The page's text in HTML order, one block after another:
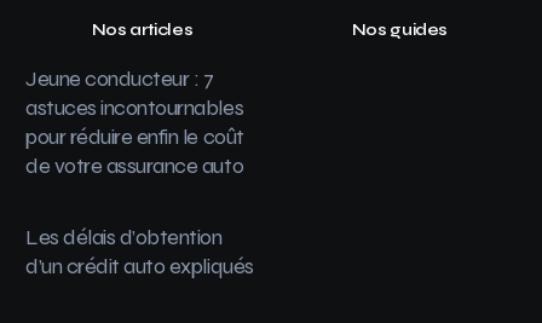
Nos articles
Jeune conducteur : 7
astuces incontournables
pour réduire enfin le coût
de votre assurance auto
Les délais d’obtention
d’un crédit auto expliqués
Nos guides